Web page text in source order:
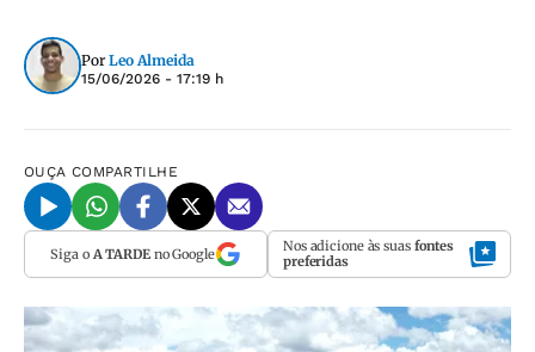
Por Leo Almeida
15/06/2026 - 17:19 h
OUÇA COMPARTILHE
Siga o A TARDEno Google Nos adicione às suas fontes
preferidas